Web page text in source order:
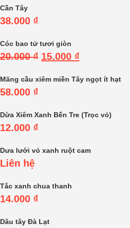
Cần Tây
38.000 ₫
Cóc bao tử tươi giòn
20.000₫ 15.000 ₫
Mãng cầu xiêm miền Tây ngọt ít hạt
58.000 ₫
Dừa Xiêm Xanh Bến Tre (Trọc vỏ)
12.000 ₫
Dưa lưới vỏ xanh ruột cam
Liên hệ
Tắc xanh chua thanh
14.000 ₫
Dâu tây Đà Lạt